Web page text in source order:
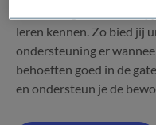
leren kennen. Zo bied jij
ondersteuning er
behoeften goed in de
en ondersteun je de